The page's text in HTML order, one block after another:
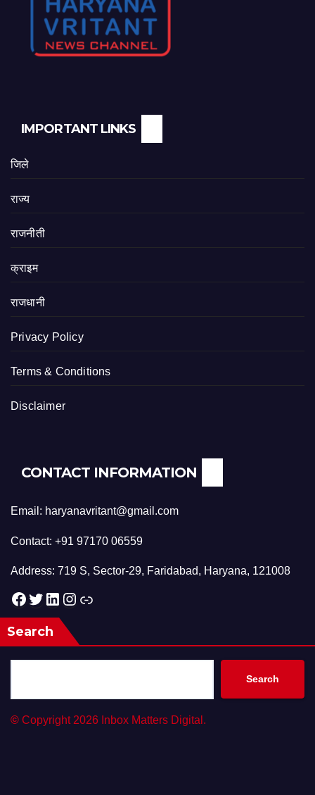
IMPORTANT LINKS
जिले
राज्य
राजनीती
क्राइम
राजधानी
Privacy Policy
Terms & Conditions
Disclaimer
CONTACT INFORMATION
Email: haryanavritant@gmail.com
Contact: +91 97170 06559
Address: 719 S, Sector-29, Faridabad, Haryana, 121008
Facebook Twitter LinkedIn Instagram Link
Search
Search
© Copyright 2026 Inbox Matters Digital.